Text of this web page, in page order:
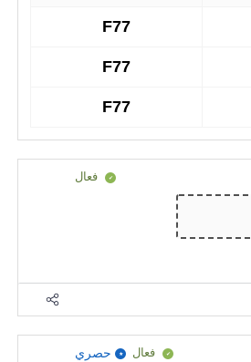
F77
F77
F77
فعال
فعال حصري